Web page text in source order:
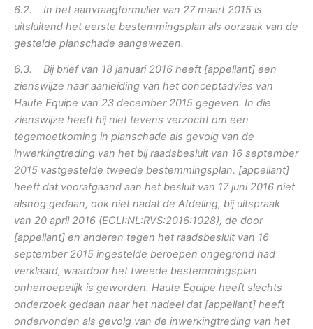
6.2. In het aanvraagformulier van 27 maart 2015 is
uitsluitend het eerste bestemmingsplan als oorzaak van de
gestelde planschade aangewezen.
6.3. Bij brief van 18 januari 2016 heeft [appellant] een
zienswijze naar aanleiding van het conceptadvies van
Haute Equipe van 23 december 2015 gegeven. In die
zienswijze heeft hij niet tevens verzocht om een
tegemoetkoming in planschade als gevolg van de
inwerkingtreding van het bij raadsbesluit van 16 september
2015 vastgestelde tweede bestemmingsplan. [appellant]
heeft dat voorafgaand aan het besluit van 17 juni 2016 niet
alsnog gedaan, ook niet nadat de Afdeling, bij uitspraak
van 20 april 2016 (ECLI:NL:RVS:2016:1028), de door
[appellant] en anderen tegen het raadsbesluit van 16
september 2015 ingestelde beroepen ongegrond had
verklaard, waardoor het tweede bestemmingsplan
onherroepelijk is geworden. Haute Equipe heeft slechts
onderzoek gedaan naar het nadeel dat [appellant] heeft
ondervonden als gevolg van de inwerkingtreding van het